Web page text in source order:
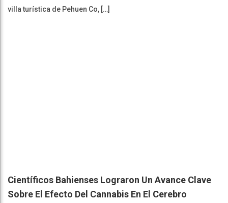
villa turística de Pehuen Co, […]
Científicos Bahienses Lograron Un Avance Clave
Sobre El Efecto Del Cannabis En El Cerebro